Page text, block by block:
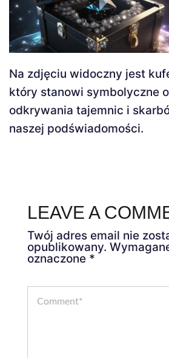
Na zdjęciu widoczny jest
który stanowi symbolyczne
odkrywania tajemnic i
naszej podświadomości.
LEAVE A
Twój adres email nie
opublikowany.
oznaczone *